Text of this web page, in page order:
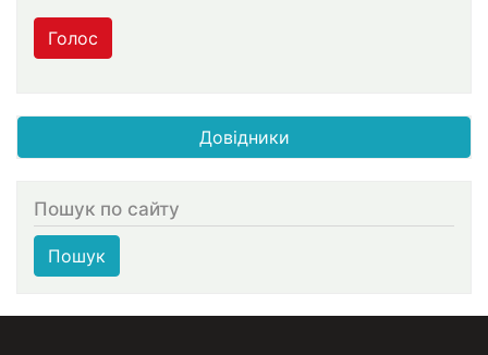
Голос
Довідники
Пошук по сайту
Пошук